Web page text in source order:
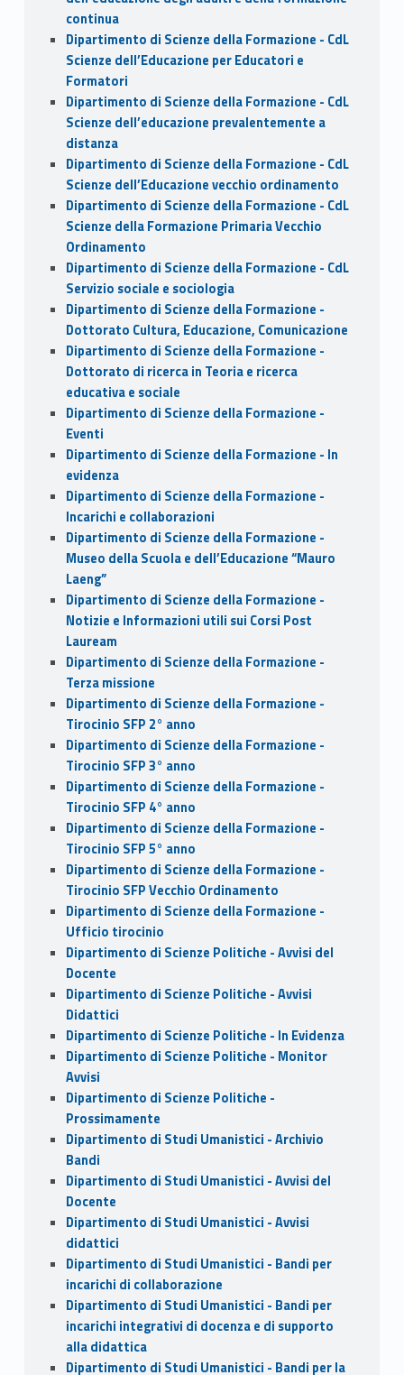
continua
Dipartimento di Scienze della Formazione - CdL
Scienze dell’Educazione per Educatori e
Formatori
Dipartimento di Scienze della Formazione - CdL
Scienze dell’educazione prevalentemente a
distanza
Dipartimento di Scienze della Formazione - CdL
Scienze dell’Educazione vecchio ordinamento
Dipartimento di Scienze della Formazione - CdL
Scienze della Formazione Primaria Vecchio
Ordinamento
Dipartimento di Scienze della Formazione - CdL
Servizio sociale e sociologia
Dipartimento di Scienze della Formazione -
Dottorato Cultura, Educazione, Comunicazione
Dipartimento di Scienze della Formazione -
Dottorato di ricerca in Teoria e ricerca
educativa e sociale
Dipartimento di Scienze della Formazione -
Eventi
Dipartimento di Scienze della Formazione - In
evidenza
Dipartimento di Scienze della Formazione -
Incarichi e collaborazioni
Dipartimento di Scienze della Formazione -
Museo della Scuola e dell’Educazione “Mauro
Laeng”
Dipartimento di Scienze della Formazione -
Notizie e Informazioni utili sui Corsi Post
Lauream
Dipartimento di Scienze della Formazione -
Terza missione
Dipartimento di Scienze della Formazione -
Tirocinio SFP 2° anno
Dipartimento di Scienze della Formazione -
Tirocinio SFP 3° anno
Dipartimento di Scienze della Formazione -
Tirocinio SFP 4° anno
Dipartimento di Scienze della Formazione -
Tirocinio SFP 5° anno
Dipartimento di Scienze della Formazione -
Tirocinio SFP Vecchio Ordinamento
Dipartimento di Scienze della Formazione -
Ufficio tirocinio
Dipartimento di Scienze Politiche - Avvisi del
Docente
Dipartimento di Scienze Politiche - Avvisi
Didattici
Dipartimento di Scienze Politiche - In Evidenza
Dipartimento di Scienze Politiche - Monitor
Avvisi
Dipartimento di Scienze Politiche -
Prossimamente
Dipartimento di Studi Umanistici - Archivio
Bandi
Dipartimento di Studi Umanistici - Avvisi del
Docente
Dipartimento di Studi Umanistici - Avvisi
didattici
Dipartimento di Studi Umanistici - Bandi per
incarichi di collaborazione
Dipartimento di Studi Umanistici - Bandi per
incarichi integrativi di docenza e di supporto
alla didattica
Dipartimento di Studi Umanistici - Bandi per la